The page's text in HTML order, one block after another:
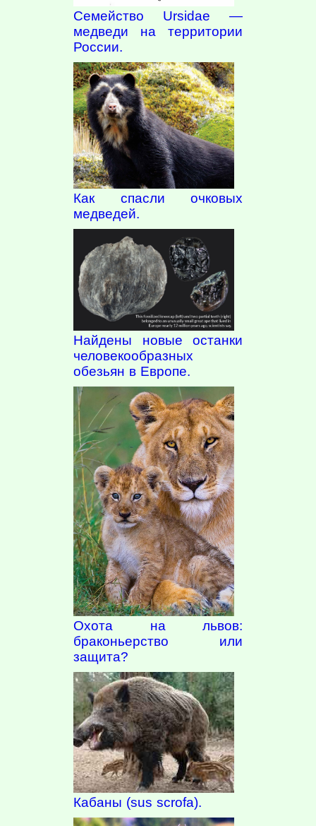
Семейство Ursidae —
медведи на территории
России.
Как спасли очковых
медведей.
Найдены новые останки
человекообразных
обезьян в Европе.
Охота на львов:
браконьерство или
защита?
Кабаны (sus scrofa).